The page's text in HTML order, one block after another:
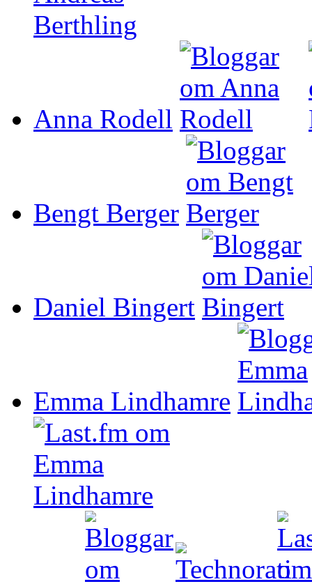
Anna Rodell
Bengt Berger
Daniel Bingert
Emma Lindhamre